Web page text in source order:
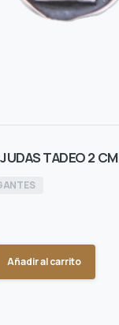
TADEO 2 CM
Añadir al carrito